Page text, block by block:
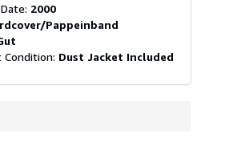
2000
Pappeinband
Condition: Dust Jacket Included